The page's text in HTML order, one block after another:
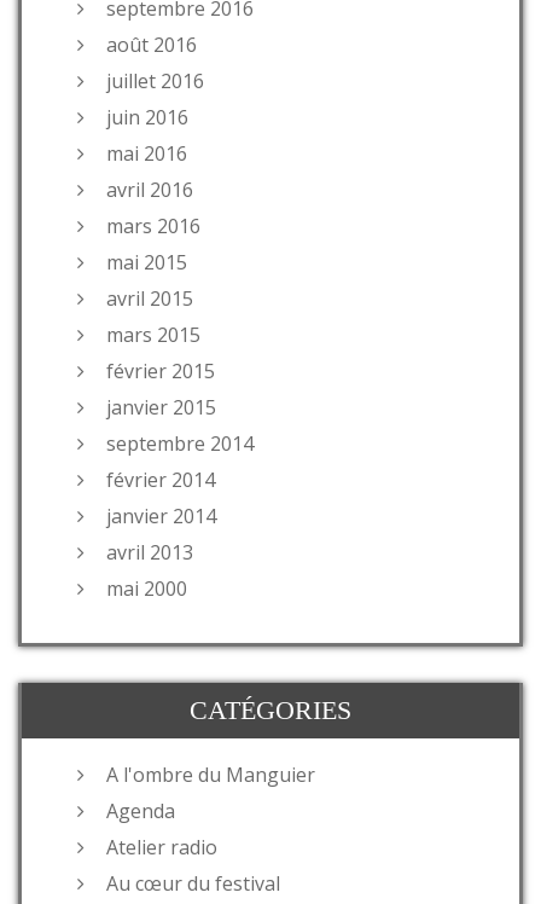
septembre 2016
août 2016
juillet 2016
juin 2016
mai 2016
avril 2016
mars 2016
mai 2015
avril 2015
mars 2015
février 2015
janvier 2015
septembre 2014
février 2014
janvier 2014
avril 2013
mai 2000
CATÉGORIES
A l'ombre du Manguier
Agenda
Atelier radio
Au cœur du festival